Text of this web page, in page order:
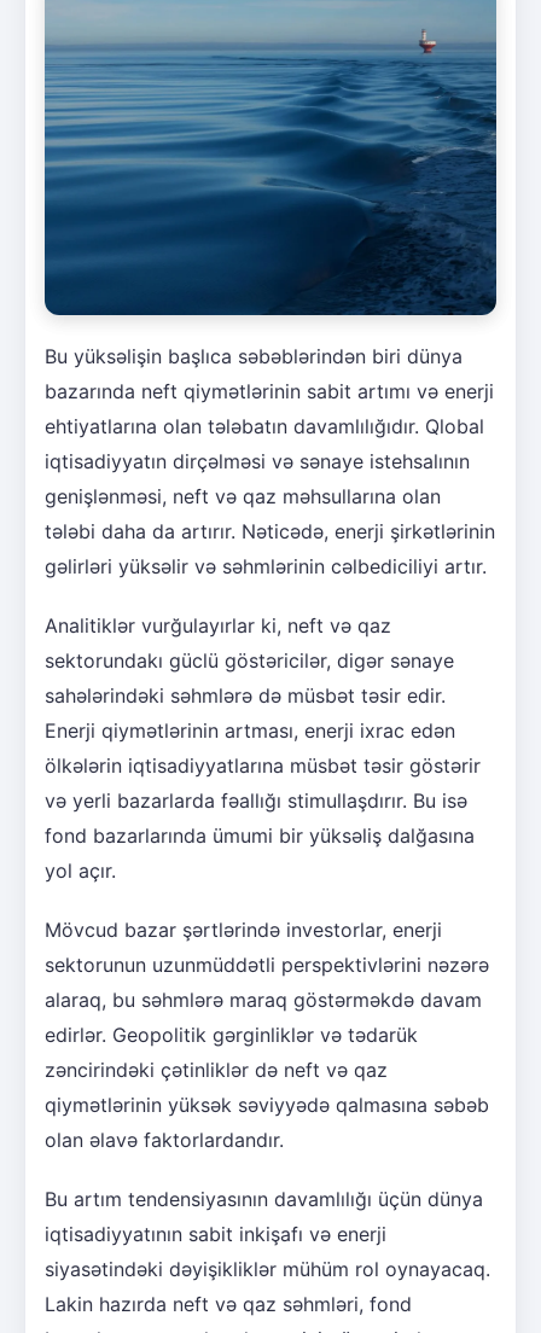
Bu yüksəlişin başlıca səbəblərindən biri dünya
bazarında neft qiymətlərinin sabit artımı və enerji
ehtiyatlarına olan tələbatın davamlılığıdır. Qlobal
iqtisadiyyatın dirçəlməsi və sənaye istehsalının
genişlənməsi, neft və qaz məhsullarına olan
tələbi daha da artırır. Nəticədə, enerji şirkətlərinin
gəlirləri yüksəlir və səhmlərinin cəlbediciliyi artır.
Analitiklər vurğulayırlar ki, neft və qaz
sektorundakı güclü göstəricilər, digər sənaye
sahələrindəki səhmlərə də müsbət təsir edir.
Enerji qiymətlərinin artması, enerji ixrac edən
ölkələrin iqtisadiyyatlarına müsbət təsir göstərir
və yerli bazarlarda fəallığı stimullaşdırır. Bu isə
fond bazarlarında ümumi bir yüksəliş dalğasına
yol açır.
Mövcud bazar şərtlərində investorlar, enerji
sektorunun uzunmüddətli perspektivlərini nəzərə
alaraq, bu səhmlərə maraq göstərməkdə davam
edirlər. Geopolitik gərginliklər və tədarük
zəncirindəki çətinliklər də neft və qaz
qiymətlərinin yüksək səviyyədə qalmasına səbəb
olan əlavə faktorlardandır.
Bu artım tendensiyasının davamlılığı üçün dünya
iqtisadiyyatının sabit inkişafı və enerji
siyasətindəki dəyişikliklər mühüm rol oynayacaq.
Lakin hazırda neft və qaz səhmləri, fond